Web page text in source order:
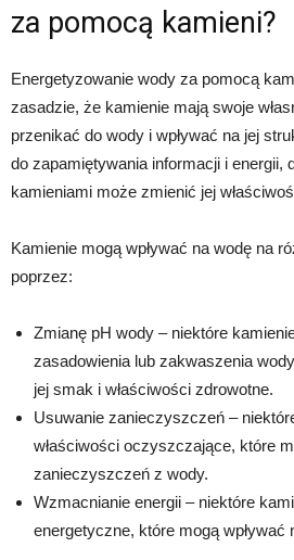
za pomocą kamieni?
Energetyzowanie wody za pomocą
zasadzie, że kamienie mają swoje
przenikać do wody i wpływać na jej
do zapamiętywania informacji i energii,
kamieniami może zmienić jej
Kamienie mogą wpływać na wodę na
poprzez:
Zmianę pH wody – niektóre
zasadowienia lub zakwaszenia
jej smak i właściwości zdrowotne.
Usuwanie zanieczyszczeń –
właściwości oczyszczające, które
zanieczyszczeń z wody.
Wzmacnianie energii – niektóre
energetyczne, które mogą wpływać